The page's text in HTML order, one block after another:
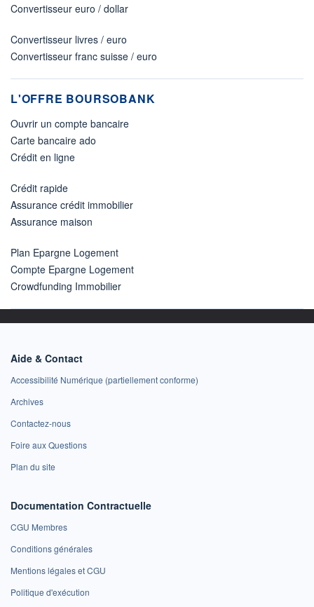
Convertisseur euro / dollar
Convertisseur livres / euro
Convertisseur franc suisse / euro
L'OFFRE BOURSOBANK
Ouvrir un compte bancaire
Carte bancaire ado
Crédit en ligne
Crédit rapide
Assurance crédit immobilier
Assurance maison
Plan Epargne Logement
Compte Epargne Logement
Crowdfunding Immobilier
Aide & Contact
Accessibilité Numérique (partiellement conforme)
Archives
Contactez-nous
Foire aux Questions
Plan du site
Documentation Contractuelle
CGU Membres
Conditions générales
Mentions légales et CGU
Politique d'exécution